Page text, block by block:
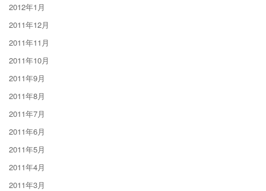
2012年1月
2011年12月
2011年11月
2011年10月
2011年9月
2011年8月
2011年7月
2011年6月
2011年5月
2011年4月
2011年3月